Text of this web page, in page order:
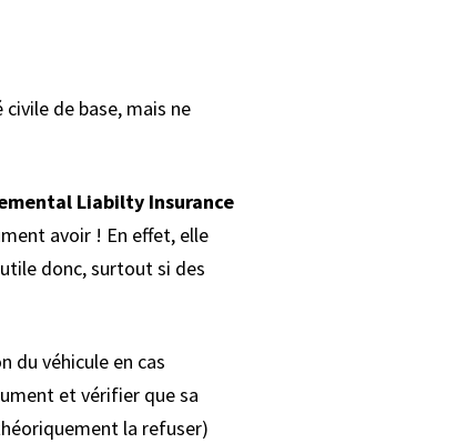
de base, mais ne
Liabilty Insurance
avoir ! En effet, elle
donc, surtout si des
du véhicule en cas
et vérifier que sa
la refuser)